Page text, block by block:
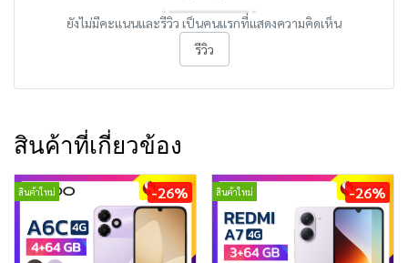
ยังไม่มีคะแนนและรีวิว เป็นคนแรกที่แสดงความคิดเห็น
รีวิว
สินค้าที่เกี่ยวข้อง
สินค้าใหม่ -26% สินค้าใหม่ -26%